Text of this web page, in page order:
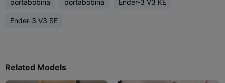
portabobina portabobina Ender-3 V3 KE
Ender-3 V3 SE
Related Models